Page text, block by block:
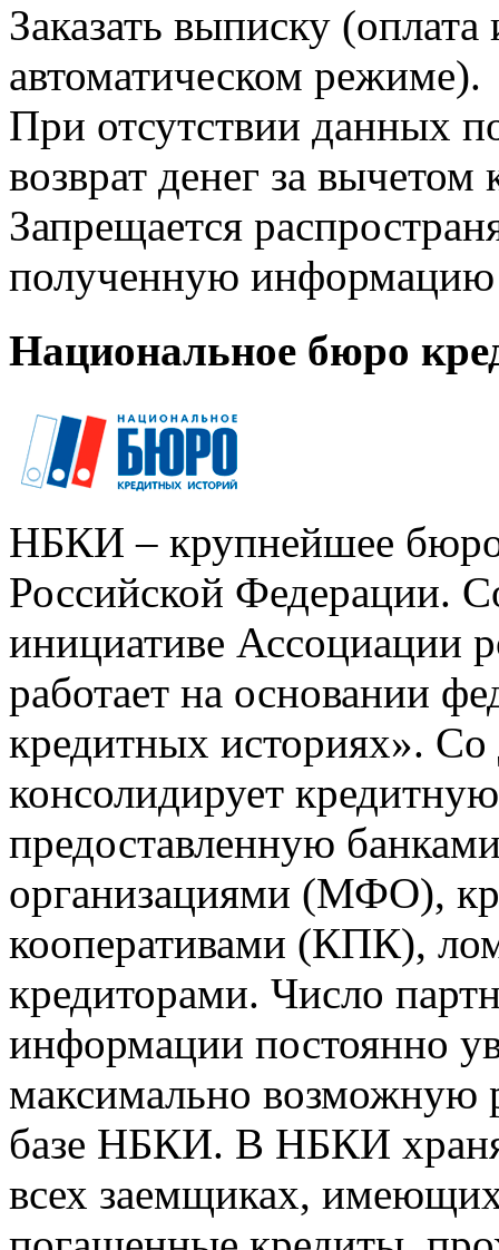
Заказать выписку
автоматическом режиме).
При отсутствии данных
возврат денег за
Запрещается
полученную информацию
Национальное бюро
НБКИ – крупнейшее
Российской Федерации.
инициативе Ассоциации
работает на основании
кредитных историях».
консолидирует
предоставленную
организациями (МФО),
кооперативами (КПК),
кредиторами. Число
информации постоянно
максимально возможную
базе НБКИ. В НБКИ
всех заемщиках,